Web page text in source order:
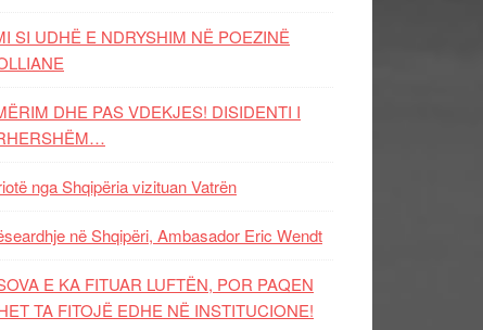
SI UDHË E NDRYSHIM NË POEZINË
DHE PAS VDEKJES! DISIDENTI I
nga Shqipëria vizituan Vatrën
në Shqipëri, Ambasador Eric Wendt
E KA FITUAR LUFTËN, POR PAQEN
TA FITOJË EDHE NË INSTITUCIONE!